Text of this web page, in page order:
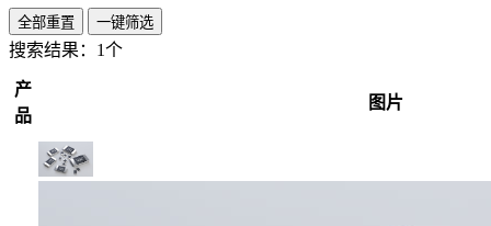
全部重置 一键筛选
搜索结果： 1个
产
品
图片